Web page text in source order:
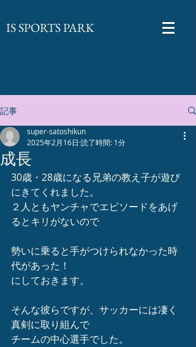
​IS SPORTS PARK
記事
成長
super-satoshikun
2025年2月16日 読了時間: 1分
30歳・28歳になる兄弟の教え子が遊び
にきてくれました。
２人ともヤンチャでエピソードをあげ
るとキリがないので
勢いに乗ると手がつけられなかった時
代があった！
にしておきます。
そんな彼らですが、サッカーには凄く
真剣に取り組んで
チームの中心選手でした。